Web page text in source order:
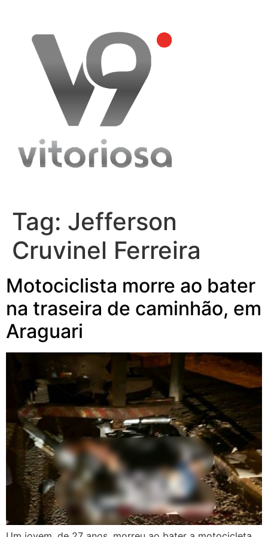
content
Tag: Jefferson
Cruvinel Ferreira
Motociclista morre ao bater
na traseira de caminhão, em
Araguari